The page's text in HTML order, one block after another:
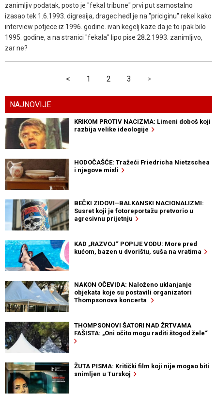
zanimljiv podatak, posto je "fekal tribune" prvi put samostalno
izasao tek 1.6.1993. digresija, dragec hedl je na "priciginu" rekel kako
interview potjece iz 1996. godine. ivan kegelj kaze da je to ipak bilo
1995. godine, a na stranici "fekala" lipo pise 28.2.1993. zanimljivo,
zar ne?
< 1 2 3 >
NAJNOVIJE
KRIKOM PROTIV NACIZMA: Limeni doboš koji
razbija velike ideologije
HODOČAŠĆE: Tražeći Friedricha Nietzschea
i njegove misli
BEČKI ZIDOVI–BALKANSKI NACIONALIZMI:
Susret koji je fotoreportažu pretvorio u
agresivnu prijetnju
KAD „RAZVOJ“ POPIJE VODU: More pred
kućom, bazen u dvorištu, suša na vratima
NAKON OČEVIDA: Naloženo uklanjanje
objekata koje su postavili organizatori
Thompsonova koncerta
THOMPSONOVI ŠATORI NAD ŽRTVAMA
FAŠISTA: „Oni očito mogu raditi štogod žele“
ŽUTA PISMA: Kritički film koji nije mogao biti
snimljen u Turskoj